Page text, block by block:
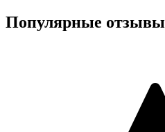
Популярные отзывы